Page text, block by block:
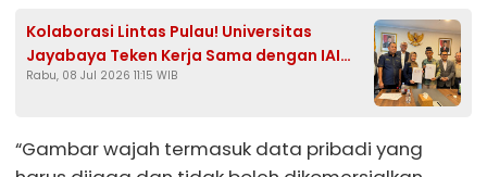
Kolaborasi Lintas Pulau! Universitas
Jayabaya Teken Kerja Sama dengan IAI
Darul Ulum Kandangan Kalsel
Rabu, 08 Jul 2026 11:15 WIB
“Gambar wajah termasuk data pribadi yang